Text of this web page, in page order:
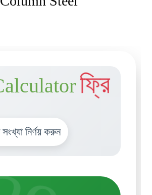
ফ্রি
নির্ণয় করুন